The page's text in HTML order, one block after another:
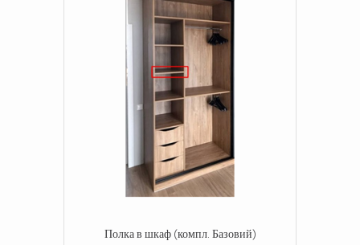
Полка в шкаф (компл. Базовий)